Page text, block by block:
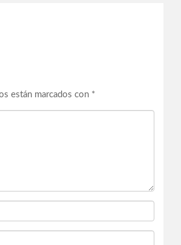
están marcados con *